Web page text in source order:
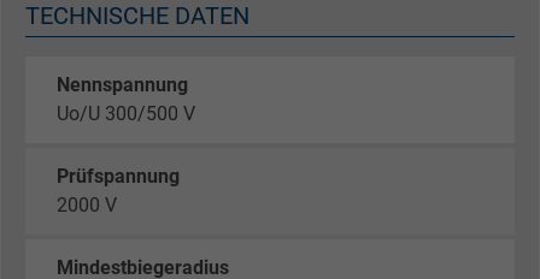
TECHNISCHE DATEN
Nennspannung
Uo/U 300/500 V
Prüfspannung
2000 V
Mindestbiegeradius